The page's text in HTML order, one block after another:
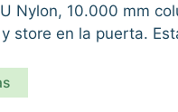
Nylon, 10.000 mm
store en la puerta.